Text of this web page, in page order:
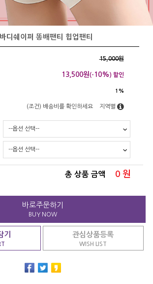
디쉐이퍼 똥배팬티 힙업팬티
15,000원
13,500원(- 10%) 할인
1%
(조건) 배송비를 확인하세요 지역별
총 상품 금액 0 원
바로주문하기
BUY NOW
기 관심상품등록
WISH LIST